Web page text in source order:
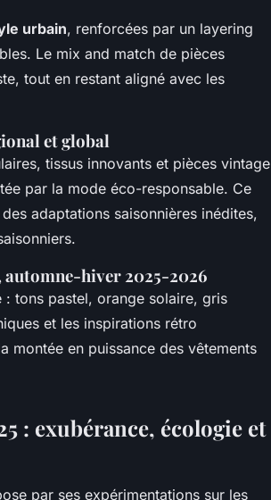
urbain, renforcées par un layering
Le mix and match de pièces
tout en restant aligné avec les
et global
tissus innovants et pièces vintage
par la mode éco-responsable. Ce
adaptations saisonnières inédites,
automne-hiver 2025-2026
tons pastel, orange solaire, gris
et les inspirations rétro
montée en puissance des vêtements
: exubérance, écologie et
par ses expérimentations sur les